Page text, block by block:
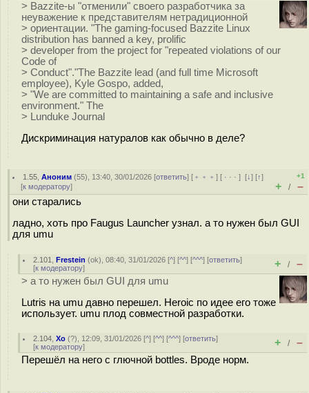
> Bazzite-ы "отменили" своего разработчика за
неуважение к представителям нетрадиционной
> ориентации. "The gaming-focused Bazzite Linux
distribution has banned a key, prolific
> developer from the project for "repeated violations of our
Code of
> Conduct"."The Bazzite lead (and full time Microsoft
employee), Kyle Gospo, added,
> "We are committed to maintaining a safe and inclusive
environment." The
> Lunduke Journal
Дискриминация натуралов как обычно в деле?
1.55 ,Аноним (55), 13:40, 30/01/2026 [ответить] [ ﹢﹢﹢] [ · · ·][↓] [↑]
[к модератору]
+1
+ / –
они старались
ладно, хоть про Faugus Launcher узнал. а то нужен был GUI
для umu
2.101 ,Frestein (ok), 08:40, 31/01/2026 [^] [^^] [^^^] [ответить]
[к модератору] + / –
> а то нужен был GUI для umu
Lutris на umu давно перешел. Heroic по идее его тоже
использует. umu плод совместной разработки.
2.104 ,Xo (?), 12:09, 31/01/2026 [^] [^^] [^^^] [ответить]
[к модератору] + / –
Перешёл на него с глючной bottles. Вроде норм.